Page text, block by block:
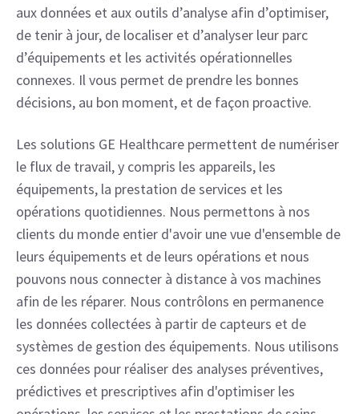
aux données et aux outils d’analyse afin d’optimiser,
de tenir à jour, de localiser et d’analyser leur parc
d’équipements et les activités opérationnelles
connexes. Il vous permet de prendre les bonnes
décisions, au bon moment, et de façon proactive.
Les solutions GE Healthcare permettent de numériser
le flux de travail, y compris les appareils, les
équipements, la prestation de services et les
opérations quotidiennes. Nous permettons à nos
clients du monde entier d'avoir une vue d'ensemble de
leurs équipements et de leurs opérations et nous
pouvons nous connecter à distance à vos machines
afin de les réparer. Nous contrôlons en permanence
les données collectées à partir de capteurs et de
systèmes de gestion des équipements. Nous utilisons
ces données pour réaliser des analyses préventives,
prédictives et prescriptives afin d'optimiser les